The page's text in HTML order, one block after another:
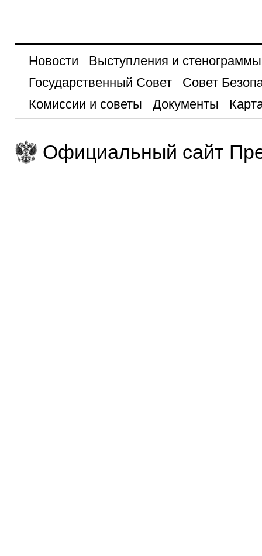
Новости
Выступления и стенограммы
Государственный Совет
Совет
Комиссии и советы
Документы
Официальный сайт